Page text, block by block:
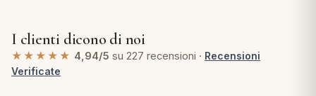
I clienti dicono di noi
★★★★★ 4,94/5 su 227 recensioni · Recensioni
Verificate